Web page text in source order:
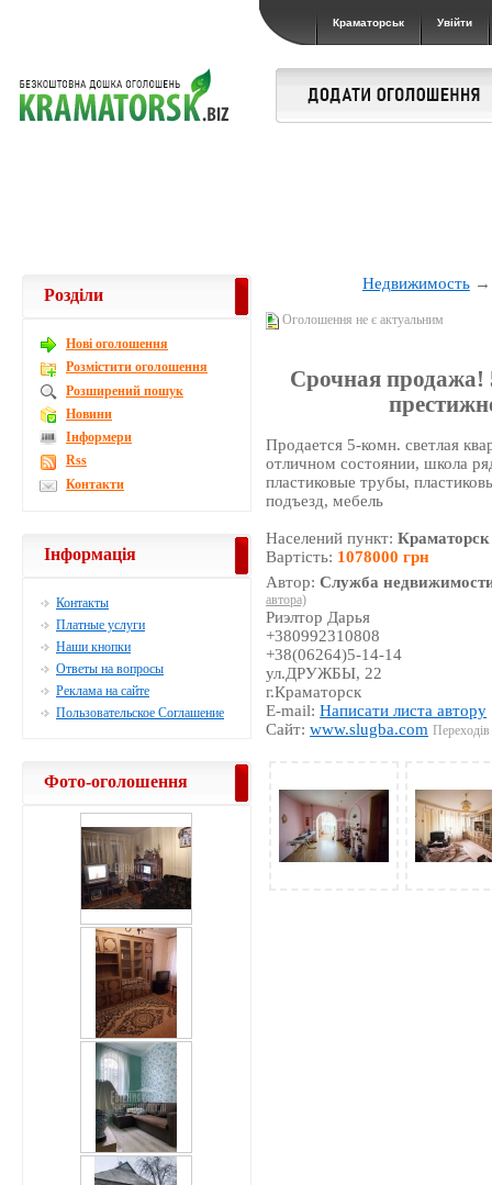
Краматорськ Увійти
Недвижимость
Оголошення не є актуальним
Срочная продажа!
Продается 5-комн. светлая
отличном состоянии, школа
пластиковые трубы,
подъезд, мебель
Населений пункт:Краматорск
Вартість: 1078000 грн
Автор:Служба
автора)
Риэлтор Дарья
+380992310808
+38(06264)5-14-14
ул.ДРУЖБЫ, 22
г.Краматорск
E-mail:Написати листа автору
Сайт:www.slugba.com
Розділи
Новi оголошення
Розмістити оголошення
Розширений пошук
Новини
Інформери
Rss
Контакти
Інформація
Контакты
Платные услуги
Наши кнопки
Ответы на вопросы
Реклама на сайте
Пользовательское Соглашение
Фото-оголошення